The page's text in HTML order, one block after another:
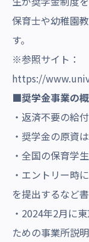
保育士や幼稚園
す。
※参照サイト：
https://
■奨学金事業の
・返済不要の給
・奨学金の原資
・全国の保育学
・エントリー時
を提出するなど
・2024年2月に
ための事業所説